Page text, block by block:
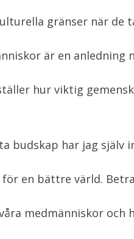
gränser när
är en
hur viktig
budskap har jag själv
en bättre värld.
medmänniskor och